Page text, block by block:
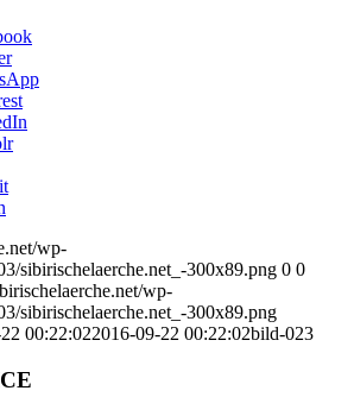
wp-
sibirischelaerche.net_-300x89.png 0 0
wp-
sibirischelaerche.net_-300x89.png
00:22:022016-09-22 00:22:02bild-023